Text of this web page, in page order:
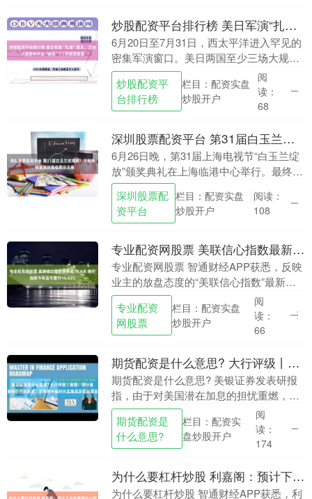
炒股配资平台排行榜 美日军演“扎堆”西太，三场大戏各怀什么“剧本”？| 环球深壹度
6月20日至7月31日，西太平洋进入罕见的
密集军演窗口。美日两国至少三场大规模
联合军事演习在这片海域同步或接续展开
炒股配资平台排行榜，覆盖范围从日本九
州、冲绳一....
炒股配资平
台排行榜
栏目：配资实盘
炒股开户
阅
读：
68
深圳股票配资平台 第31届白玉兰奖揭晓！于和伟、杨紫获封最佳男女主角
6月26日晚，第31届上海电视节“白玉兰绽
放”颁奖典礼在上海临港中心举行。最终深
圳股票配资平台，《太平年》获最佳中国
电视剧奖，《沉默的荣耀》获评委会大
奖。 于和....
深圳股票配
资平台
栏目：配资实盘
炒股开户
阅读：
108
专业配资网股票 美联信心指数最新报78.8点 楼价指数今年迄今累升10.03%
专业配资网股票 智通财经APP获悉，反映
业主的放盘态度的“美联信心指数”最新报
78.8点，按周跌0.6%，连跌三周。美联物
业分析师岑颂谦指出，恒生指数近期反复
调....
专业配资
网股票
栏目：配资实盘
炒股开户
阅
读：
66
期货配资是什么意思? 大行评级丨美银：预计香港楼价升势放缓，发展商中偏好长实集团及信和置业
期货配资是什么意思? 美银证券发表研报
指，由于对美国潜在加息的担忧重燃，引
发香港地产股近期出现调整。该行虽然预
期市场已反映的加息一至两次情景不至于
导致香港楼价回....
期货配资是
什么意思?
栏目：配资实
盘炒股开户
阅
读：
174
为什么要杠杆炒股 利嘉阁：预计下半年香港中小型住宅楼价升8% 租金升幅料收窄至3%
为什么要杠杆炒股 智通财经APP获悉，利